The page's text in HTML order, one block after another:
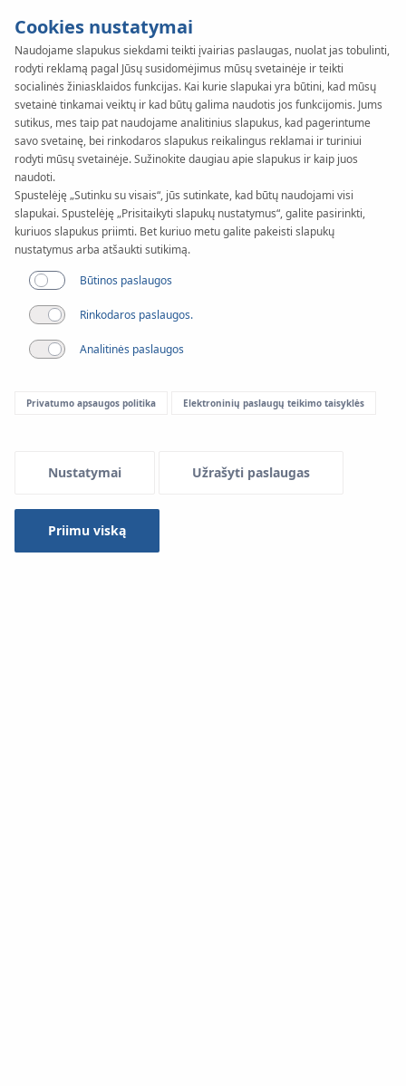
SYSTEMKAN-therm
Inox XPress
Sprinkler
Cookies nustatymai
Naudojame slapukus siekdami teikti įvairias paslaugas, nuolat jas tobulinti,
rodyti reklamą pagal Jūsų susidomėjimus mūsų svetainėje ir teikti
socialinės žiniasklaidos funkcijas. Kai kurie slapukai yra būtini, kad mūsų
svetainė tinkamai veiktų ir kad būtų galima naudotis jos funkcijomis. Jums
sutikus, mes taip pat naudojame analitinius slapukus, kad pagerintume
savo svetainę, bei rinkodaros slapukus reikalingus reklamai ir turiniui
rodyti mūsų svetainėje. Sužinokite daugiau apie slapukus ir kaip juos
naudoti.
Spustelėję „Sutinku su visais“, jūs sutinkate, kad būtų naudojami visi
slapukai. Spustelėję „Prisitaikyti slapukų nustatymus“, galite pasirinkti,
kuriuos slapukus priimti. Bet kuriuo metu galite pakeisti slapukų
nustatymus arba atšaukti sutikimą.
Būtinos paslaugos
Rinkodaros paslaugos.
Analitinės paslaugos
Privatumo apsaugos politika Elektroninių paslaugų teikimo taisyklės
Nustatymai Užrašyti paslaugas
Priimu viską